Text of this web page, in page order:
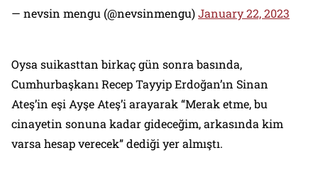
— nevsin mengu (@nevsinmengu)January 22, 2023
Oysa suikasttan birkaç gün sonra basında,
Cumhurbaşkanı Recep Tayyip Erdoğan’ın Sinan
Ateş’in eşi Ayşe Ateş’i arayarak “Merak etme, bu
cinayetin sonuna kadar gideceğim, arkasında kim
varsa hesap verecek” dediği yer almıştı.